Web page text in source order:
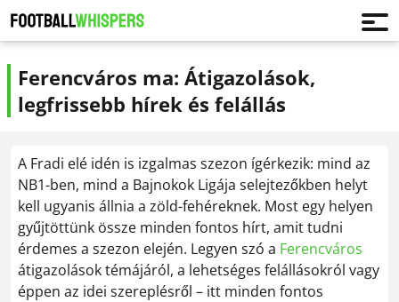
Ferencváros ma: Átigazolások,
legfrissebb hírek és felállás
A Fradi elé idén is izgalmas szezon ígérkezik: mind az
NB1-ben, mind a Bajnokok Ligája selejtezőkben helyt
kell ugyanis állnia a zöld-fehéreknek. Most egy helyen
gyűjtöttünk össze minden fontos hírt, amit tudni
érdemes a szezon elején. Legyen szó a Ferencváros
átigazolások témájáról, a lehetséges felállásokról vagy
éppen az idei szereplésről – itt minden fontos